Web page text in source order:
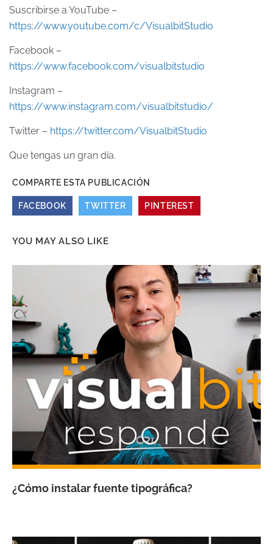
Suscribirse a YouTube –
https://www.youtube.com/c/VisualbitStudio
Facebook –
https://www.facebook.com/visualbitstudio
Instagram –
https://www.instagram.com/visualbitstudio/
Twitter – https://twitter.com/VisualbitStudio
Que tengas un gran día.
COMPARTE ESTA PUBLICACIÓN
FACEBOOK TWITTER PINTEREST
YOU MAY ALSO LIKE
¿Cómo instalar fuente tipográfica?